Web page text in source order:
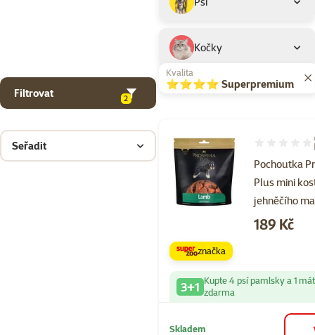
Kočky
Filtrovat 2
Kvalita
⭐⭐⭐⭐ Superpremium
Seřadit
Pochoutka
Plus mini
jehněčího
Hodnocení
Cena
189 Kč
značka
3+1 Kupte 4 psí pamlsky a 1
zdarma
Skladem